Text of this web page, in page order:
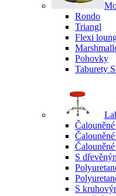
Rondo
Triangl
Flexi
Pohovky
Taburety
S
S